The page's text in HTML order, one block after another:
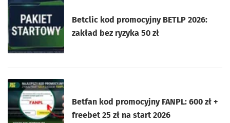
Betclic kod promocyjny BETLP 2026:
zakład bez ryzyka 50 zł
Betfan kod promocyjny FANPL: 600 zł +
freebet 25 zł na start 2026